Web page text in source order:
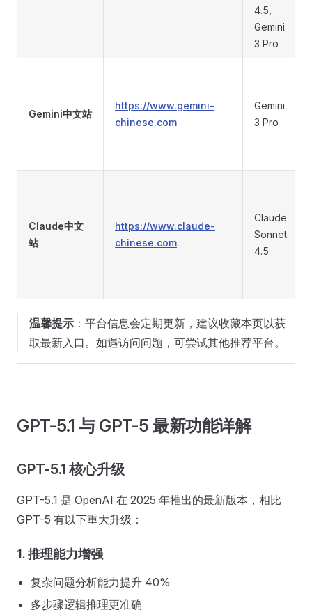
4.5,
Gemini
3 Pro
Gemini中文站
https://www.gemini-
chinese.com
Gemini
3 Pro
Claude中文
站
https://www.claude-
chinese.com
Claude
Sonnet
4.5
温馨提示 ：平台信息会定期更新，建议收藏本页以获
取最新入口。如遇访问问题，可尝试其他推荐平台。
GPT-5.1 与 GPT-5 最新功能详解
GPT-5.1 核心升级
GPT-5.1 是 OpenAI 在 2025 年推出的最新版本，相比
GPT-5 有以下重大升级：
1.推理能力增强
复杂问题分析能力提升 40%
多步骤逻辑推理更准确